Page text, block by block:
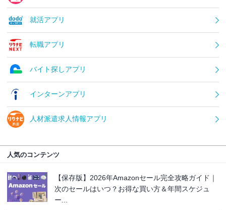
就活アプリ
転職アプリ
バイト探しアプリ
インターンアプリ
人材派遣求人情報アプリ
人気のコンテンツ
【保存版】2026年Amazonセール完全攻略ガイド｜
次のセールはいつ？お得な買い方＆年間スケジュ
ー...